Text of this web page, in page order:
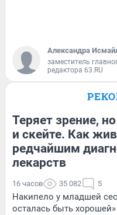
Александра
заместитель
редактора 63.RU
Теряет зрение,
и скейте. Как
редчайшим
лекарств
16 часов 35 082 5
Накипело у младшей
осталась быть хорошей»